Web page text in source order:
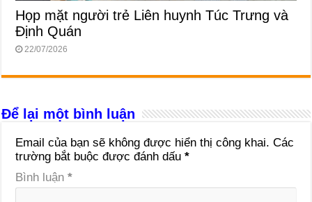
Họp mặt người trẻ Liên huynh Túc Trưng và
Định Quán
22/07/2026
Để lại một bình luận
Email của bạn sẽ không được hiển thị công khai. Các
trường bắt buộc được đánh dấu*
Bình luận*